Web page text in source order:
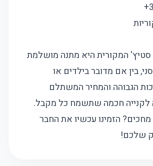
סטיץ' המקורית היא מתנה מושלמת
בין אם מדובר בילדים או
הגבוהה והמחיר המשתלם
לקנייה חכמה שתשמח כל מקבל.
הזמינו עכשיו את החבר
שלכם!